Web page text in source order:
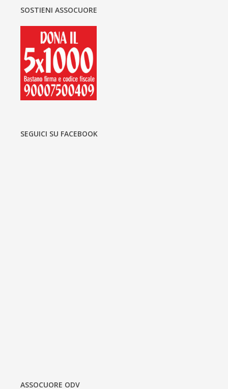
SOSTIENI ASSOCUORE
SEGUICI SU FACEBOOK
ASSOCUORE ODV